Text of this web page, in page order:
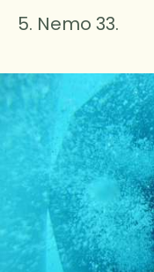
5. Nemo 33.